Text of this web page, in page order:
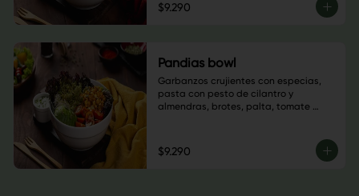
$9.290
Pandias bowl
Garbanzos crujientes con especias,
pasta con pesto de cilantro y
almendras, brotes, palta, tomate
$9.290